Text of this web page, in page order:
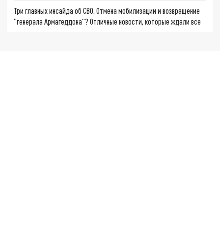
Три главных инсайда об СВО. Отмена мобилизации и возвращение
"генерала Армагеддона"? Отличные новости, которые ждали все